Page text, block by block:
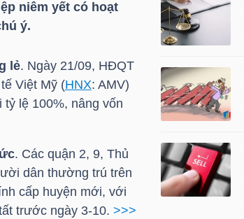
niêm yết có hoạt
ý.
lẻ. Ngày 21/09, HĐQT
Việt Mỹ (HNX: AMV)
lệ 100%, nâng vốn
. Các quận 2, 9, Thủ
dân thường trú trên
cấp huyện mới, với
trước ngày 3-10. >>>